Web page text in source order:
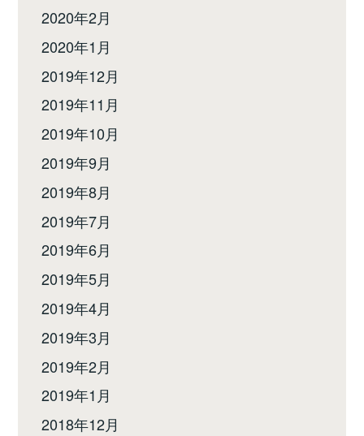
2020年2月
2020年1月
2019年12月
2019年11月
2019年10月
2019年9月
2019年8月
2019年7月
2019年6月
2019年5月
2019年4月
2019年3月
2019年2月
2019年1月
2018年12月